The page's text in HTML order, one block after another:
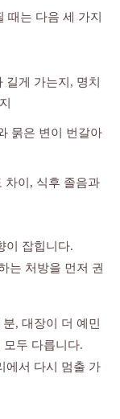
때는 다음 세 가지
길게 가는지, 명치
묽은 변이 번갈아
차이, 식후 졸음과
이 잡힙니다.
는 처방을 먼저 권
, 대장이 더 예민
모두 다릅니다.
에서 다시 멈출 가